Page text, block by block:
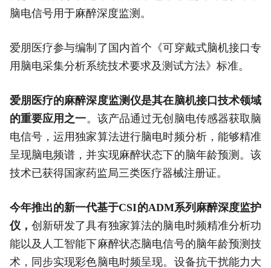
脑电信号用于麻醉深度监测。
爱朋医疗参与编制了国内首个《可穿戴式脑机接口专
用脑电采集分析系统技术要求及测试方法》标准。
爱朋医疗的麻醉深度监测仪是其在脑机接口技术领域
的重要应用之一。该产品通过无创脑电传感器获取脑
电信号，运用独家算法进行脑电时频分析，能够精准
呈现脑电频谱，并实现麻醉状态下的脑年龄预测。该
技术已获得国家药监局三类医疗器械注册证。
今年推出的新一代基于CSI的ADM系列麻醉深度监护
仪， 创新研发了具有独家算法的脑电时频精准分析功
能以及人工智能下麻醉状态脑电信号的脑年龄预测技
术，同步实现彩色脑电时频呈现。设备抗干扰能力大